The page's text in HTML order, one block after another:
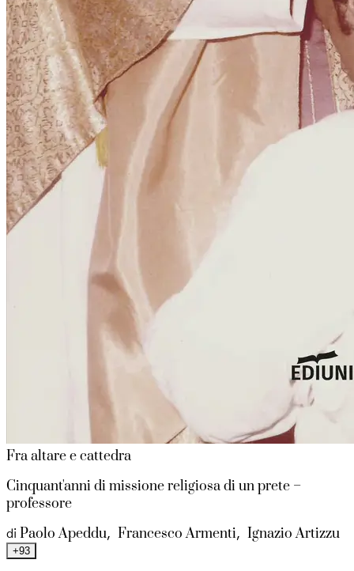
Fra altare e cattedra
Cinquant'anni di missione religiosa di un prete –
professore
di Paolo Apeddu, Francesco Armenti, Ignazio Artizzu
+93